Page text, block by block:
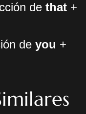
de that +
de you +